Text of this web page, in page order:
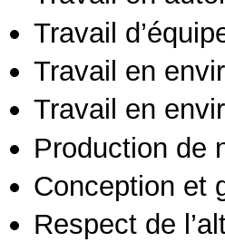
Travail
Travail en
Travail en
Production de
Conception et
Respect de